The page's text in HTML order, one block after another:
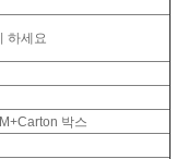
하세요
박스